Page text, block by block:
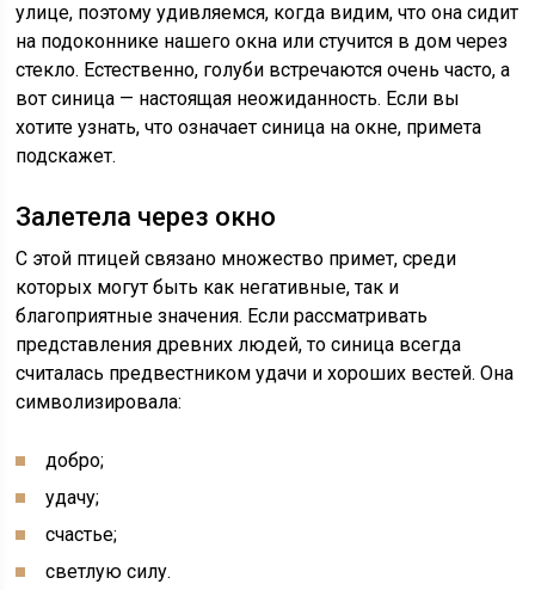
улице, поэтому удивляемся, когда видим, что она сидит
на подоконнике нашего окна или стучится в дом через
стекло. Естественно, голуби встречаются очень часто, а
вот синица — настоящая неожиданность. Если вы
хотите узнать, что означает синица на окне, примета
подскажет.
Залетела через окно
С этой птицей связано множество примет, среди
которых могут быть как негативные, так и
благоприятные значения. Если рассматривать
представления древних людей, то синица всегда
считалась предвестником удачи и хороших вестей. Она
символизировала:
добро;
удачу;
счастье;
светлую силу.